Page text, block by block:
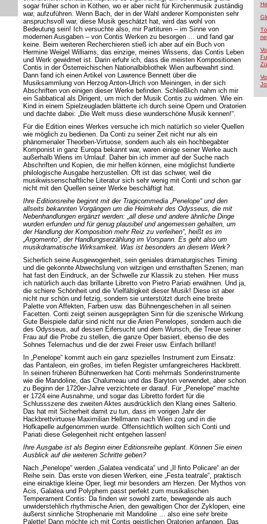
sogar früher schon in Köthen, wo er aber nicht für Kirchenmusik zuständig
war, aufzuführen. Wenn Bach, der in der Wahl anderer Komponisten sehr
anspruchsvoll war, diese Musik geschätzt hat, wird das wohl von
Bedeutung sein! Ich versuchte also, mir Partituren – im Sinne von
modernen Ausgaben – von Contis Werken zu besorgen … und fand gar
keine. Beim weiteren Recherchieren stieß ich aber auf ein Buch von
Hermine Weigel Williams, das einzige, meines Wissens, das Contis Leben
und Werk gewidmet ist. Darin erfuhr ich, dass die meisten Kompositionen
Contis in der Österreichischen Nationalbibliothek Wien aufbewahrt sind.
Dann fand ich einen Artikel von Lawrence Bennett über die
Musiksammlung von Herzog Anton-Ulrich von Meiningen, in der sich
Abschriften von einigen dieser Werke befinden. Schließlich nahm ich mir
ein Sabbatical als Dirigent, um mich der Musik Contis zu widmen. Wie ein
Kind in einem Spielzeugladen blätterte ich durch seine Opern und Oratorien
und dachte dabei: „Die Welt muss diese wunderschöne Musik kennen!“.
Für die Edition eines Werkes versuche ich mich natürlich so vieler Quellen
wie möglich zu bedienen. Da Conti zu seiner Zeit nicht nur als ein
phänomenaler Theorben-Virtuose, sondern auch als ein hochbegabter
Komponist in ganz Europa bekannt war, waren einige seiner Werke auch
außerhalb Wiens im Umlauf. Daher bin ich immer auf der Suche nach
Abschriften und Kopien, die mir helfen können, eine möglichst fundierte
philologische Ausgabe herzustellen. Oft ist das schwer, weil die
musikwissenschaftliche Literatur sich sehr wenig mit Conti und schon gar
nicht mit den Quellen seiner Werke beschäftigt hat.
Ihre Editionsreihe beginnt mit der Tragicommedia „Penelope“ und den
allseits bekannten Vorgängen um die Heimkehr des Odysseus, die mit
Nebenhandlungen ergänzt werden: „all diese und andere ähnliche Dinge
wurden erfunden und für genug plausibel und angemessen gehalten, um
der Handlung der Komposition mehr Reiz zu verleihen“, heißt es im
„Argomento“, der Handlungserzählung im Vorspann. Es geht also um
musikdramatische Wirksamkeit. Was ist besonders an diesem Werk?
Sicherlich seine Ausgewogenheit, sein geniales dramaturgisches Timing
und die gekonnte Abwechslung von witzigen und ernsthaften Szenen; man
hat fast den Eindruck, an der Schwelle zur Klassik zu stehen. Hier muss
ich natürlich auch das brillante Libretto von Pietro Pariati erwähnen. Und ja,
die schiere Schönheit und die Vielfältigkeit dieser Musik! Diese ist aber
nicht nur schön und fetzig, sondern sie unterstützt durch eine breite
Palette von Affekten, Farben usw. das Bühnengeschehen in all seinen
Facetten. Conti zeigt seinen ausgeprägten Sinn für die szenische Wirkung.
Gute Beispiele dafür sind nicht nur die Arien Penelopes, sondern auch die
des Odysseus, auf dessen Eifersucht und dem Wunsch, die Treue seiner
Frau auf die Probe zu stellen, die ganze Oper basiert, ebenso die des
Sohnes Telemachus und die der zwei Freier usw. Einfach brillant!
In „Penelope“ kommt auch ein ganz spezielles Instrument zum Einsatz:
das Pantaleon, ein großes, im tiefen Register umfangreicheres Hackbrett.
In seinen früheren Bühnenwerken hat Conti mehrmals Sonderinstrumente
wie die Mandoline, das Chalumeau und das Baryton verwendet, aber schon
zu Beginn der 1720er-Jahre verzichtete er darauf. Für „Penelope“ machte
er 1724 eine Ausnahme, und sogar das Libretto fordert für die
Schlussszene des zweiten Aktes ausdrücklich den Klang eines Salterio.
Das hat mit Sicherheit damit zu tun, dass im vorigen Jahr der
Hackbrettvirtuose Maximilian Hellmann nach Wien zog und in die
Hofkapelle aufgenommen wurde. Offensichtlich wollten sich Conti und
Pariati diese Gelegenheit nicht entgehen lassen!
Ihre Ausgabe ist als Beginn einer Editionsreihe geplant. Können Sie einen
Ausblick auf die weiteren Schritte geben?
Nach „Penelope“ werden „Galatea vendicata“ und „Il finto Policare“ an der
Reihe sein. Das erste von diesen Werken, eine „Festa teatrale“, praktisch
eine einaktige kleine Oper, liegt mir besonders am Herzen. Der Mythos von
Acis, Galatea und Polyphem passt perfekt zum musikalischen
Temperament Contis: Da finden wir sowohl zarte, bewegende als auch
unwiderstehlich rhythmische Arien, den gewaltigen Chor der Zyklopen, eine
äußerst sinnliche Strophenarie mit Mandoline … also eine sehr breite
Palette! Dann möchte ich mit Contis geistlichen Oratorien anfangen. Das